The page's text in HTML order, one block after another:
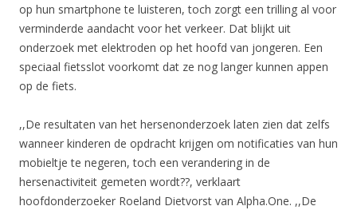
op hun smartphone te luisteren, toch zorgt een trilling al voor
verminderde aandacht voor het verkeer. Dat blijkt uit
onderzoek met elektroden op het hoofd van jongeren. Een
speciaal fietsslot voorkomt dat ze nog langer kunnen appen
op de fiets.
,,De resultaten van het hersenonderzoek laten zien dat zelfs
wanneer kinderen de opdracht krijgen om notificaties van hun
mobieltje te negeren, toch een verandering in de
hersenactiviteit gemeten wordt??, verklaart
hoofdonderzoeker Roeland Dietvorst van Alpha.One. ,,De